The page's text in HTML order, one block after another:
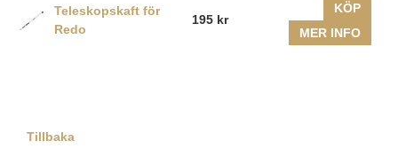
Teleskopskaft för
Redo
195 kr
KÖP
MER INFO
Tillbaka